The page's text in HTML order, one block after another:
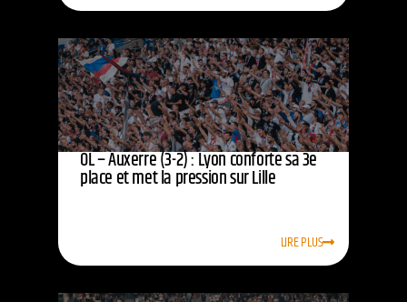
OL – Auxerre (3-2) : Lyon conforte sa 3e
place et met la pression sur Lille
LIRE PLUS